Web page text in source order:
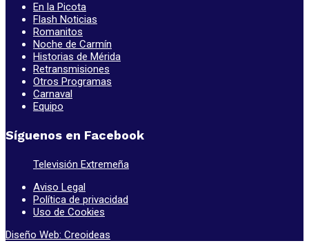
En la Picota
Flash Noticias
Romanitos
Noche de Carmín
Historias de Mérida
Retransmisiones
Otros Programas
Carnaval
Equipo
Síguenos en Facebook
Televisión Extremeña
Aviso Legal
Política de privacidad
Uso de Cookies
Diseño Web: Creoideas